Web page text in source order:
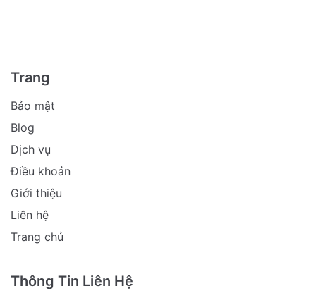
Trang
Bảo mật
Blog
Dịch vụ
Điều khoản
Giới thiệu
Liên hệ
Trang chủ
Thông Tin Liên Hệ